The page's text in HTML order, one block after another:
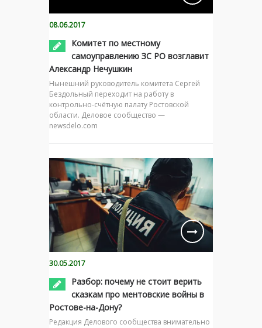
08.06.2017
Комитет по местному
самоуправлению ЗС РО возглавит
Александр Нечушкин
Нынешний руководитель комитета Сергей
Бездольный переходит на работу в
контрольно-счётную палату Ростовской
области. Деловое сообщество —
newsdelo.com
30.05.2017
Разбор: почему не стоит верить
сказкам про ментовские войны в
Ростове-на-Дону?
Редакция Делового сообщества внимательно